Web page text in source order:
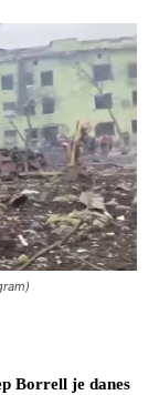
Borrell je danes